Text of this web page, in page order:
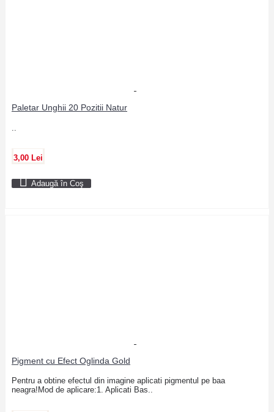
Paletar Unghii 20 Pozitii Natur
3,00 Lei
Adaugă în Coş
Pigment cu Efect Oglinda Gold
Pentru a obtine efectul din imagine aplicati pigmentul pe baa
neagra!Mod de aplicare:1. Aplicati Bas..